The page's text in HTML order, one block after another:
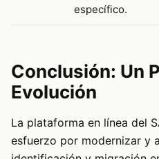
específico.
Conclusión: Un
Evolución
La plataforma en línea del
esfuerzo por modernizar y